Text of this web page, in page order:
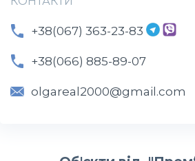
+38(067) 363-23-83
+38(066) 885-89-07
olgareal2000@gmail.com